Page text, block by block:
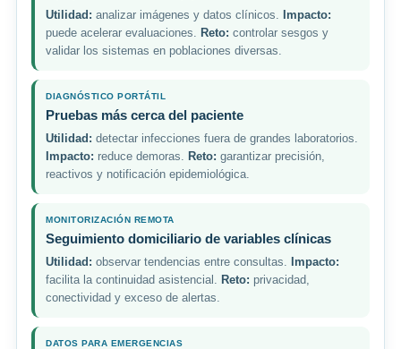
Utilidad: analizar imágenes y datos clínicos. Impacto:
puede acelerar evaluaciones. Reto: controlar sesgos y
validar los sistemas en poblaciones diversas.
DIAGNÓSTICO PORTÁTIL
Pruebas más cerca del paciente
Utilidad: detectar infecciones fuera de grandes laboratorios.
Impacto: reduce demoras. Reto: garantizar precisión,
reactivos y notificación epidemiológica.
MONITORIZACIÓN REMOTA
Seguimiento domiciliario de variables clínicas
Utilidad: observar tendencias entre consultas. Impacto:
facilita la continuidad asistencial. Reto: privacidad,
conectividad y exceso de alertas.
DATOS PARA EMERGENCIAS